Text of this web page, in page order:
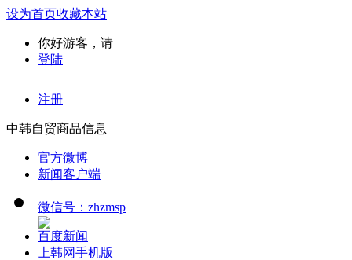
设为首页收藏本站
你好游客，请
登陆
|
注册
中韩自贸商品信息
官方微博
新闻客户端
微信号：zhzmsp
百度新闻
上韩网手机版